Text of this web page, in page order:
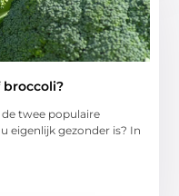
twee populaire
⁢eigenlijk gezonder ⁤is? In